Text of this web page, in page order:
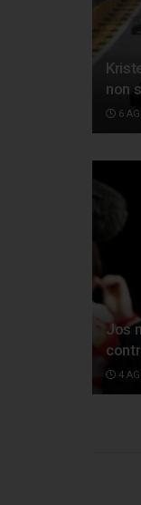
non
6
Jos
4